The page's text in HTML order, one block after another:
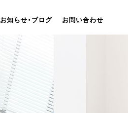
お知らせ・ブログ お問い合わせ